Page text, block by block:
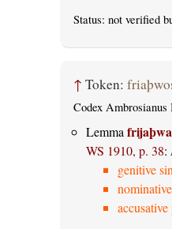
Status: not verified
↑ Token:
Codex Ambrosianus
Lemma frijaþwa
WS 1910, p. 38:
genitive